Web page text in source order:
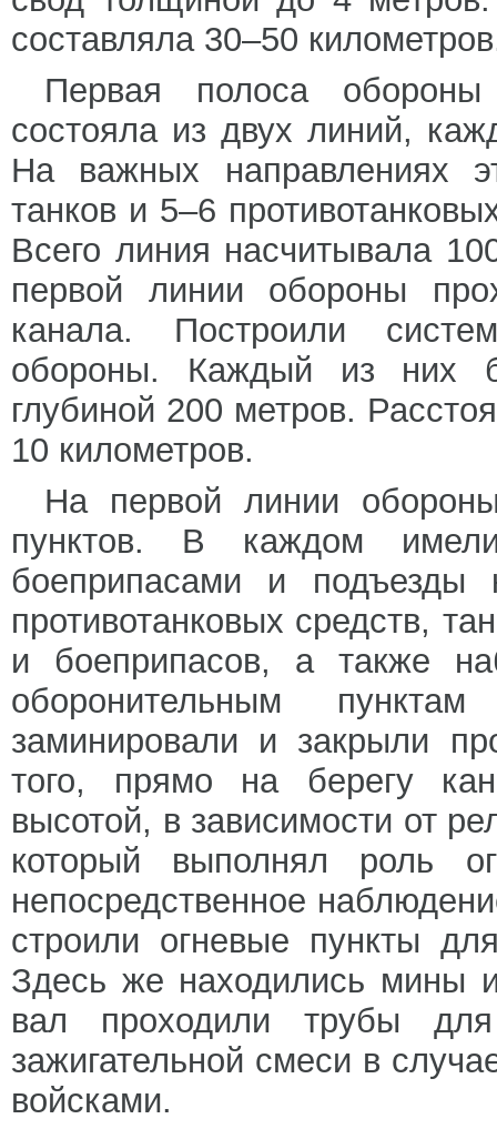
составляла 30–50
Первая полоса
состояла из двух линий,
На важных направлениях
танков и 5–6
Всего линия насчитывала
первой линии обороны
канала. Построили
обороны. Каждый из них
глубиной 200 метров.
10 километров.
На первой линии
пунктов. В каждом
боеприпасами и подъезды
противотанковых средств,
и боеприпасов, а также
оборонительным
заминировали и закрыли
того, прямо на берегу
высотой, в зависимости от
который выполнял роль
непосредственное
строили огневые пункты
Здесь же находились мины
вал проходили трубы
зажигательной смеси в
войсками.